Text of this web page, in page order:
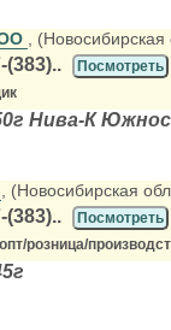
, (Новосибирская
(383)..
Посмотреть
Нива-К
, (Новосибирская обл
(383)..
Посмотреть
розница/